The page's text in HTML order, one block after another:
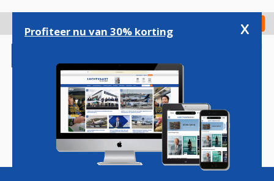
gaan
Check in
Magazine Podcasts Vacatures
Profiteer nu van 30% korting x